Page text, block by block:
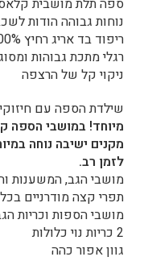
נוחות גבוהה הודות
ריפוד בד אריג רחיץ 100% פוליאסטר, נעים מאוד למגע.
רגלי מתכת גבוהות
ניקוי קל של הרצפה
שילדת הספה עם
מיוחד! במושבי הספה
מקנים ישיבה נוחה
לזמן רב.
מושבי הגב, המשענות
תפרי קצה מודרניים
מושבי הספות וכריות
2 כריות נוי כלולות
גוון אפור כהה